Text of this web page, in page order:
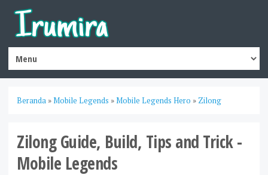
Beranda »Mobile Legends »Mobile Legends Hero » Zilong
Zilong Guide, Build, Tips and Trick -
Mobile Legends